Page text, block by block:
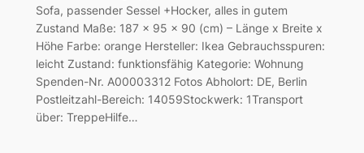
Sofa, passender Sessel +Hocker, alles in gutem
Zustand Maße: 187 x 95 x 90 (cm) – Länge x Breite x
Höhe Farbe: orange Hersteller: Ikea Gebrauchsspuren:
leicht Zustand: funktionsfähig Kategorie: Wohnung
Spenden-Nr. A00003312 Fotos Abholort: DE, Berlin
Postleitzahl-Bereich: 14059Stockwerk: 1Transport
über: TreppeHilfe…